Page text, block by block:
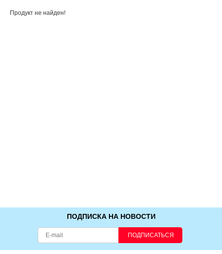
Продукт не найден!
ПОДПИСКА НА НОВОСТИ
ПОДПИСАТЬСЯ